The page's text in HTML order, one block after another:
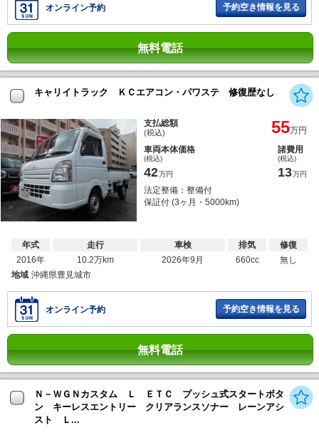
オンライン予約 予約空き情報を見る
無料電話
キャリイトラック ＫＣエアコン・パワステ 修復歴なし
支払総額
(税込) 55万円
車両本体価格
(税込)
42万円
諸費用
(税込)
13万円
法定整備：整備付
保証付 (3ヶ月・5000km)
年式
2016年
走行
10.2万km
車検
2026年9月
排気
660cc
修復
無し
地域 沖縄県豊見城市
オンライン予約 予約空き情報を見る
無料電話
Ｎ－ＷＧＮカスタム Ｌ ＥＴＣ プッシュ式スタートボタ
ン キーレスエントリー クリアランスソナー レーンアシ
スト Ｌ...